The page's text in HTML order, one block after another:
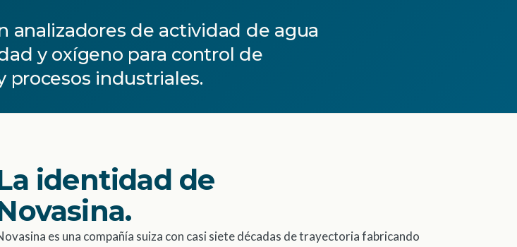
analizadores de actividad de agua
y oxígeno para control de
procesos industriales.
identidad de
es una compañía suiza con casi siete décadas de trayectoria fabricando